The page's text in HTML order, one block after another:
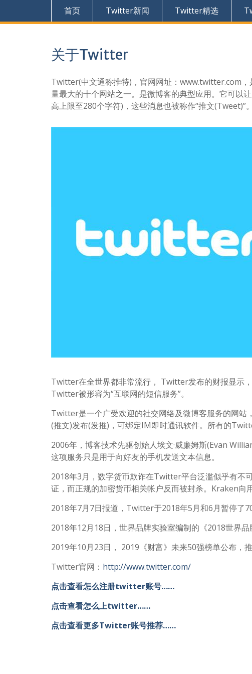
首页 Twitter新闻 Twitter精选
关于Twitter
Twitter(中文通称推特)，官网网址：www.twitter.com
量最大的十个网站之一。是微博客的典型应用。它可以
高上限至280个字符)，这些消息也被称作“推文(Tweet)”
Twitter在全世界都非常流行， Twitter发布的财报显示
Twitter被形容为“互联网的短信服务”。
Twitter是一个广受欢迎的社交网络及微博客服务的网站
(推文)发布(发推)，可绑定IM即时通讯软件。所有的
2006年，博客技术先驱创始人埃文·威廉姆斯(Evan
这项服务只是用于向好友的手机发送文本信息。
2018年3月，数字货币欺诈在Twitter平台泛滥似乎有不
证，而正规的加密货币相关帐户反而被封杀。Kraken向
2018年7月7日报道，Twitter于2018年5月和6月暂停了
2018年12月18日，世界品牌实验室编制的《2018世界
2019年10月23日， 2019《财富》未来50强榜单公布，
Twitter官网： http://www.twitter.com/
点击查看怎么注册twitter账号……
点击查看怎么上twitter……
点击查看更多Twitter账号推荐……